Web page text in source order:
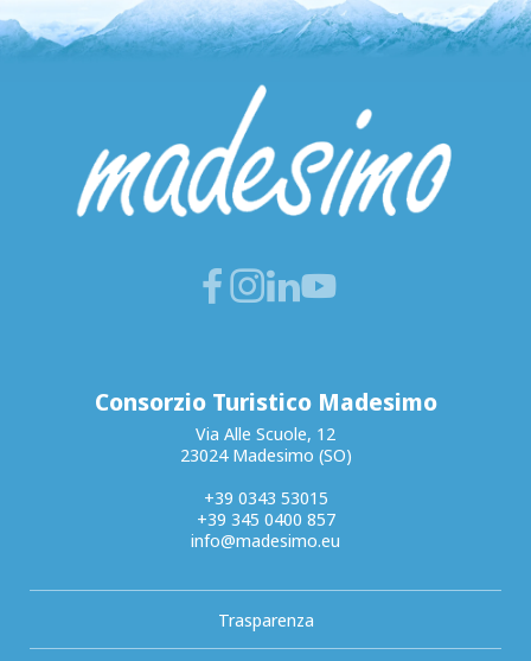
Consorzio Turistico Madesimo
Via Alle Scuole, 12
23024 Madesimo (SO)
+39 0343 53015
+39 345 0400 857
info@madesimo.eu
Trasparenza